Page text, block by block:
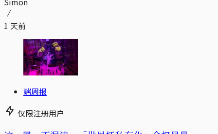
1 天前
端周报
仅限注册用户